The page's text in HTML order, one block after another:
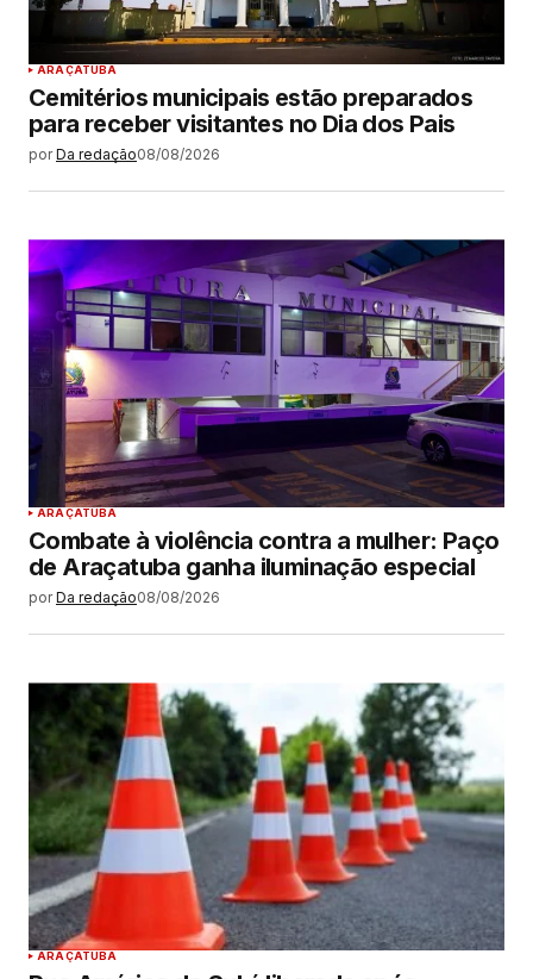
ARAÇATUBA
Cemitérios municipais estão preparados
para receber visitantes no Dia dos Pais
por Da redação08/08/2026
ARAÇATUBA
Combate à violência contra a mulher: Paço
de Araçatuba ganha iluminação especial
por Da redação08/08/2026
ARAÇATUBA